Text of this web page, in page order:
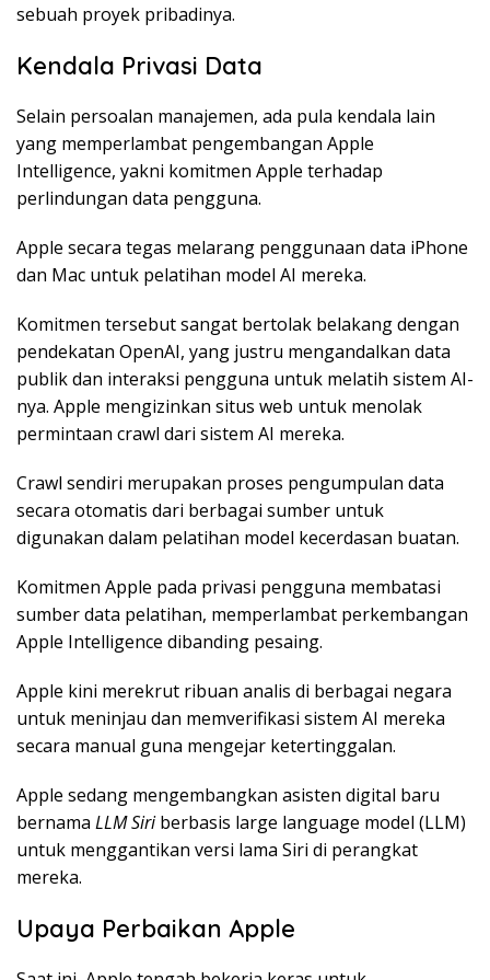
sebuah proyek pribadinya.
Kendala Privasi Data
Selain persoalan manajemen, ada pula kendala lain
yang memperlambat pengembangan Apple
Intelligence, yakni komitmen Apple terhadap
perlindungan data pengguna.
Apple secara tegas melarang penggunaan data iPhone
dan Mac untuk pelatihan model AI mereka.
Komitmen tersebut sangat bertolak belakang dengan
pendekatan OpenAI, yang justru mengandalkan data
publik dan interaksi pengguna untuk melatih sistem AI-
nya. Apple mengizinkan situs web untuk menolak
permintaan crawl dari sistem AI mereka.
Crawl sendiri merupakan proses pengumpulan data
secara otomatis dari berbagai sumber untuk
digunakan dalam pelatihan model kecerdasan buatan.
Komitmen Apple pada privasi pengguna membatasi
sumber data pelatihan, memperlambat perkembangan
Apple Intelligence dibanding pesaing.
Apple kini merekrut ribuan analis di berbagai negara
untuk meninjau dan memverifikasi sistem AI mereka
secara manual guna mengejar ketertinggalan.
Apple sedang mengembangkan asisten digital baru
bernama LLM Siriberbasis large language model (LLM)
untuk menggantikan versi lama Siri di perangkat
mereka.
Upaya Perbaikan Apple